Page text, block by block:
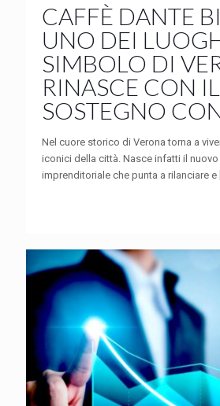
CAFFÈ DANTE
UNO DEI
SIMBOLO DI
RINASCE CON IL
SOSTEGNO
Nel cuore storico di Verona torna a
iconici della città. Nasce infatti il
imprenditoriale che punta a rilanciare e